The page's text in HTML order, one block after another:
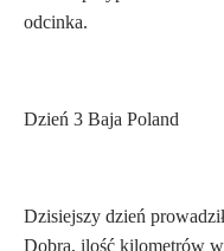
odcinka.
Dzień 3 Baja Poland
Dzisiejszy dzień
Dobra, ilość kilometrów